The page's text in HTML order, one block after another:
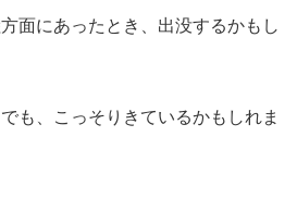
面にあったとき、出没するかもし
も、こっそりきているかもしれま